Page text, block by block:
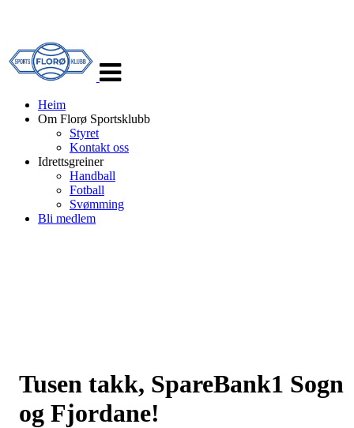
navigasjon
Heim
Om Florø Sportsklubb
Styret
Kontakt oss
Idrettsgreiner
Handball
Fotball
Svømming
Bli medlem
Tusen takk, SpareBank1 Sogn
og Fjordane!